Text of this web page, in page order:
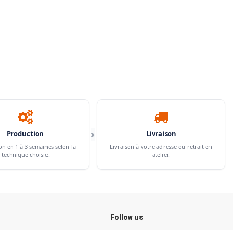
Production
en 1 à 3 semaines selon la
technique choisie.
› Livraison
Livraison à votre adresse ou retrait en
atelier.
Follow us